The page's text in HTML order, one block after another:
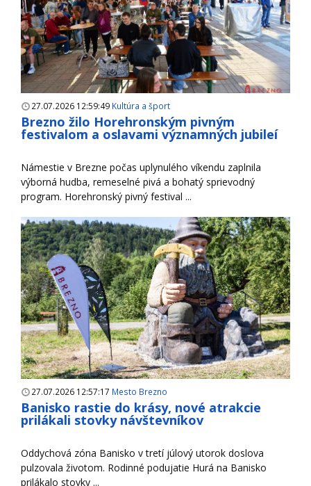
27.07.2026 12:59:49 Kultúra a šport
Brezno žilo Horehronským pivným
festivalom a oslavami významných jubileí
Námestie v Brezne počas uplynulého víkendu zaplnila
výborná hudba, remeselné pivá a bohatý sprievodný
program. Horehronský pivný festival ...
27.07.2026 12:57:17 Mesto Brezno
Banisko rastie do krásy, nové atrakcie
prilákali stovky návštevníkov
Oddychová zóna Banisko v tretí júlový utorok doslova
pulzovala životom. Rodinné podujatie Hurá na Banisko
prilákalo stovky ...